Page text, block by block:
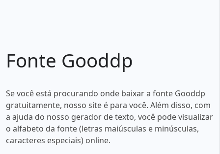
Fonte Gooddp
Se você está procurando onde baixar a fonte Gooddp
gratuitamente, nosso site é para você. Além disso, com
a ajuda do nosso gerador de texto, você pode visualizar
o alfabeto da fonte (letras maiúsculas e minúsculas,
caracteres especiais) online.